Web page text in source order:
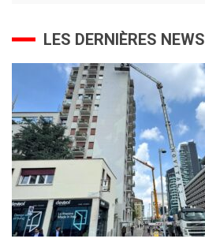
LES DERNIÈRES NEWS